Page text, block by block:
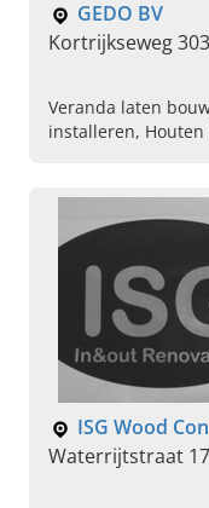
GEDO BV
Kortrijkseweg
Veranda laten
installeren,
veranda, Houten
ISG Wood
Waterrijtstraat